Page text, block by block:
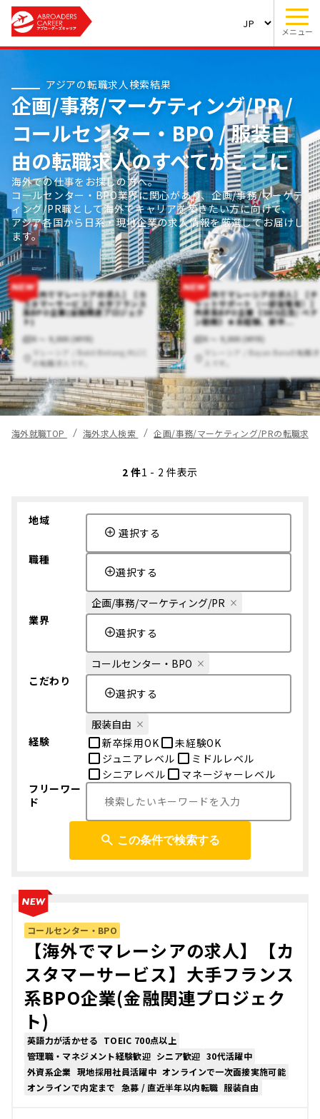
メニュー
アジアの転職求人検索結果
企画/事務/マーケティング/PR /
コールセンター・BPO / 服装自
由の転職求人のすべてがここに
海外での仕事をお探しの方へ。
コールセンター・BPO業界に関心があり、企画/事務/マーケテ
ィング/PR職として海外でキャリアを築きたい方に向けて、
アジア各国から日系・現地企業の求人情報を厳選してお届けし
ます。
【海外でマレーシアの求人】【カ
スタマーサービス】大手フランス
系BPO企業(金融関連プロジェク
ト)
0 〜 9,000 (MYR)
マレーシア / Bukit Bintang/KLCC
の転職求人です。
【海外でマレーシアの求人】【チ
ャットサポート（一部架電有）】
外資系BPO企業《SNS広告/ ペナ
ン勤務》★未経験、新卒...
0 〜 9,000 (MYR)
マレーシア / Bayan Baruの転職求
人です。
海外就職TOP 海外求人検索 企画/事務/マーケティング/PRの転職求人
2 件1 - 2 件表示
地域
選択する
職種
選択する
企画/事務/マーケティング/PR
業界
選択する
コールセンター・BPO
こだわり
選択する
服装自由
経験
新卒採用OK
未経験OK
ジュニアレベル
ミドルレベル
シニアレベル
マネージャーレベル
フリーワー
ド
この条件で検索する
コールセンター・BPO
【海外でマレーシアの求人】【カ
スタマーサービス】大手フランス
系BPO企業(金融関連プロジェク
ト)
英語力が活かせる TOEIC 700点以上
管理職・マネジメント経験歓迎 シニア歓迎 30代活躍中
外資系企業 現地採用社員活躍中 オンラインで一次面接実施可能
オンラインで内定まで 急募 / 直近半年以内転職 服装自由